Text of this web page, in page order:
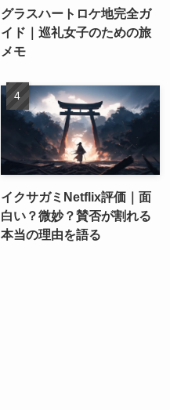
グラスハートロケ地完全ガ
イド｜巡礼女子のための旅
メモ
イクサガミNetflix評価｜面
白い？微妙？賛否が割れる
本当の理由を語る